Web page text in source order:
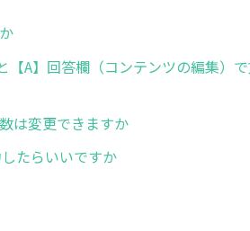
【A】回答欄（コンテンツの編集）
は変更できますか
たらいいですか